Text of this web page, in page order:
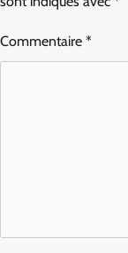
Commentaire *